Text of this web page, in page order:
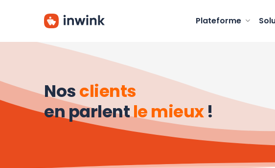
content
Plateforme
Nosclients
en parlentle mieux!